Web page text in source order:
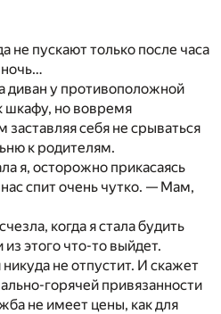
пускают только после часа
диван у противоположной
шкафу, но вовремя
себя не срываться
к родителям.
я, осторожно прикасаясь
спит очень чутко. — Мам,
когда я стала будить
этого что-то выйдет.
не отпустит. И скажет
горячей привязанности
не имеет цены, как для